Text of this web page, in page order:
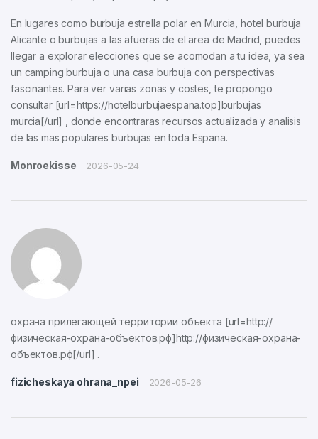
En lugares como burbuja estrella polar en Murcia, hotel burbuja
Alicante o burbujas a las afueras de el area de Madrid, puedes
llegar a explorar elecciones que se acomodan a tu idea, ya sea
un camping burbuja o una casa burbuja con perspectivas
fascinantes. Para ver varias zonas y costes, te propongo
consultar [url=https://hotelburbujaespana.top]burbujas
murcia[/url] , donde encontraras recursos actualizada y analisis
de las mas populares burbujas en toda Espana.
Monroekisse 2026-05-24
охрана прилегающей территории объекта [url=http://
физическая-охрана-объектов.рф]http://физическая-охрана-
объектов.рф[/url] .
fizicheskaya ohrana_npei 2026-05-26